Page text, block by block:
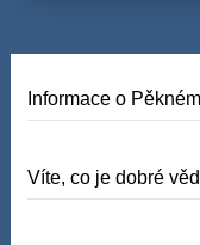
Informace o
Víte, co je dobré